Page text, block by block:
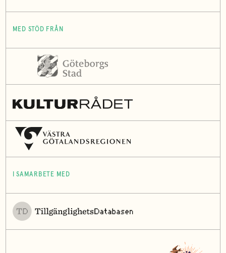
MED STÖD FRÅN
I SAMARBETE MED